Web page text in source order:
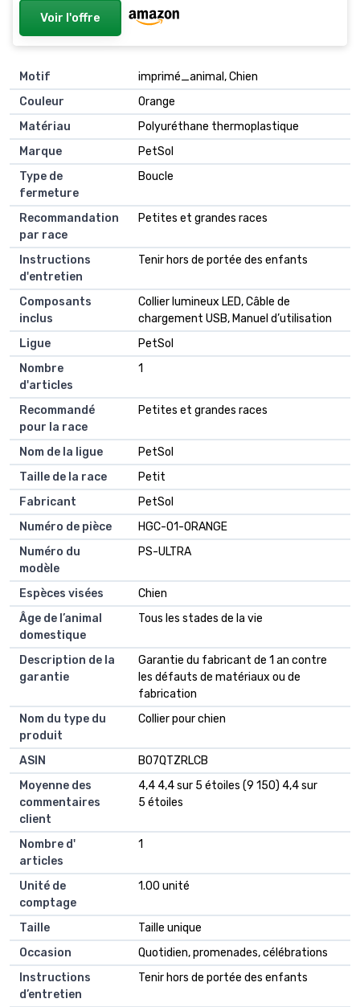
Voir l'offre
Motif
imprimé_animal, Chien
Couleur
Orange
Matériau
Polyuréthane thermoplastique
Marque
PetSol
Type de
fermeture
Boucle
Recommandation
par race
Petites et grandes races
Instructions
d'entretien
Tenir hors de portée des enfants
Composants
inclus
Collier lumineux LED, Câble de
chargement USB, Manuel d’utilisation
Ligue
PetSol
Nombre
d'articles
1
Recommandé
pour la race
Petites et grandes races
Nom de la ligue
PetSol
Taille de la race
Petit
Fabricant
PetSol
Numéro de pièce
HGC-01-ORANGE
Numéro du
modèle
PS-ULTRA
Espèces visées
Chien
Âge de l’animal
domestique
Tous les stades de la vie
Description de la
garantie
Garantie du fabricant de 1 an contre
les défauts de matériaux ou de
fabrication
Nom du type du
produit
Collier pour chien
ASIN
B07QTZRLCB
Moyenne des
commentaires
client
4,4 4,4 sur 5 étoiles (9 150) 4,4 sur
5 étoiles
Nombre d'
articles
1
Unité de
comptage
1.00 unité
Taille
Taille unique
Occasion
Quotidien, promenades, célébrations
Instructions
d’entretien
Tenir hors de portée des enfants